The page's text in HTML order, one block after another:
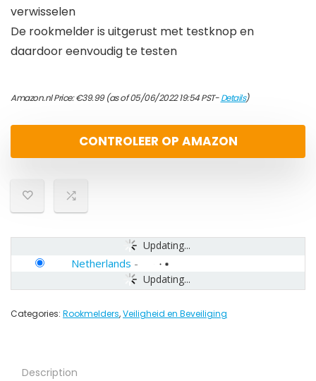
verwisselen
De rookmelder is uitgerust met testknop en
daardoor eenvoudig te testen
Amazon.nl Price:€39.99(as of 05/06/2022 19:54 PST-Details)
CONTROLEER OP AMAZON
Updating...
Updating...
Netherlands -
Categories: Rookmelders,Veiligheid en Beveiliging
Description